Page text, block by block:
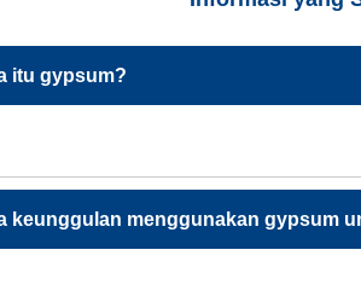
itu gypsum?
keunggulan menggunakan gypsum